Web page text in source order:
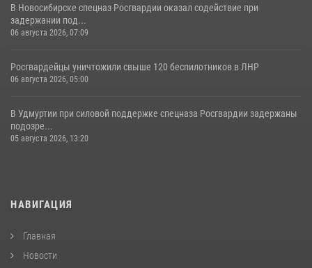
В Новосибирске спецназ Росгвардии оказал содействие при
задержании под...
06 августа 2026, 07:09
Росгвардейцы уничтожили свыше 120 беспилотников в ЛНР
06 августа 2026, 05:00
В Удмуртии при силовой поддержке спецназа Росгвардии задержаны
подозре...
05 августа 2026, 13:20
НАВИГАЦИЯ
Главная
Новости